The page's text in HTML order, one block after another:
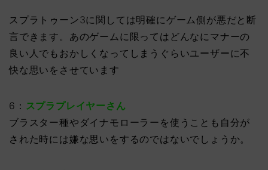
スプラトゥーン3に関しては明確にゲーム側が悪だと断
言できます。あのゲームに限ってはどんなにマナーの
良い人でもおかしくなってしまうぐらいユーザーに不
快な思いをさせています
6： スプラプレイヤーさん
ブラスター種やダイナモローラーを使うことも自分が
された時には嫌な思いをするのではないでしょうか。